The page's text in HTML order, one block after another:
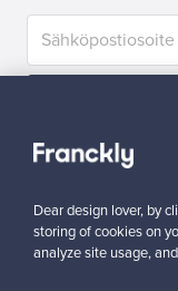
Dear design lover, by
storing of cookies on
analyze site usage,